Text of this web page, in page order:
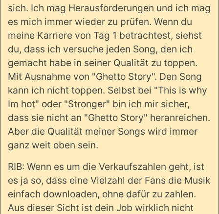
sich. Ich mag Herausforderungen und ich mag
es mich immer wieder zu prüfen. Wenn du
meine Karriere von Tag 1 betrachtest, siehst
du, dass ich versuche jeden Song, den ich
gemacht habe in seiner Qualität zu toppen.
Mit Ausnahme von "Ghetto Story". Den Song
kann ich nicht toppen. Selbst bei "This is why
Im hot" oder "Stronger" bin ich mir sicher,
dass sie nicht an "Ghetto Story" heranreichen.
Aber die Qualität meiner Songs wird immer
ganz weit oben sein.
RIB: Wenn es um die Verkaufszahlen geht, ist
es ja so, dass eine Vielzahl der Fans die Musik
einfach downloaden, ohne dafür zu zahlen.
Aus dieser Sicht ist dein Job wirklich nicht